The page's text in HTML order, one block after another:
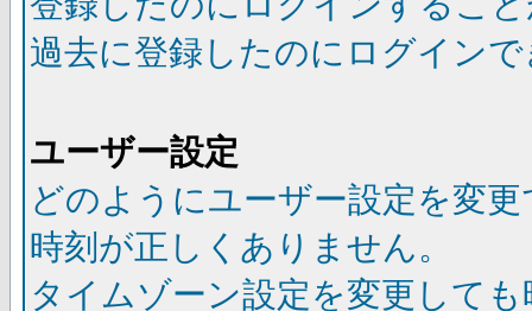
過去に登録したのにログイン
ユーザー設定
どのようにユーザー設定を変
時刻が正しくありません。
タイムゾーン設定を変更して